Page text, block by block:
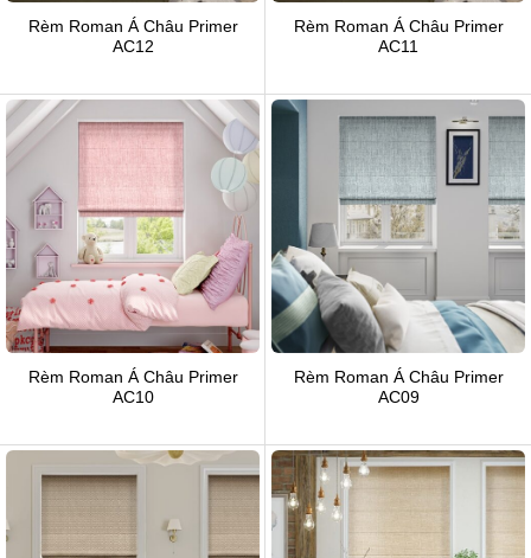
Rèm Roman Á Châu Primer
AC12
Rèm Roman Á Châu Primer
AC11
Rèm Roman Á Châu Primer
AC10
Rèm Roman Á Châu Primer
AC09